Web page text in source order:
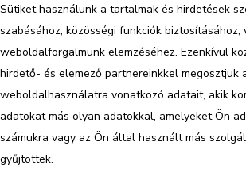
Adatkezelési tájékoztató
Céginformáció
Jelentések
Készítette:BonsAI
Minden jog fenntartva –
Sütiket használunk a tartalmak és hirdetések
szabásához, közösségi funkciók biztosításához,
weboldalforgalmunk elemzéséhez. Ezenkívül
hirdető- és elemező partnereinkkel megosztjuk
weboldalhasználatra vonatkozó adatait, akik
adatokat más olyan adatokkal, amelyeket Ön
számukra vagy az Ön által használt más
gyűjtöttek.